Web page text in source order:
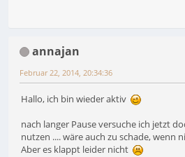
annajan
Februar 22, 2014, 20:34:36
Hallo, ich bin wieder aktiv
nach langer Pause versuche ich jetzt
nutzen .... wäre auch zu schade, wenn
Aber es klappt leider nicht